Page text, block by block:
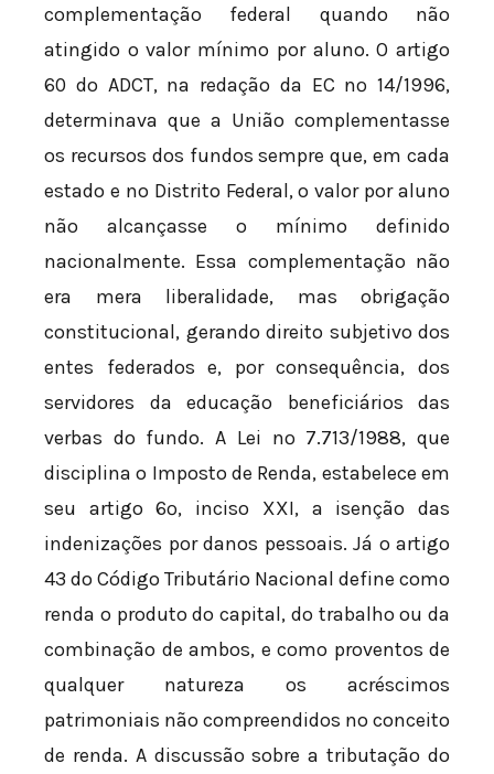
complementação federal quando não
atingido o valor mínimo por aluno. O artigo
60 do ADCT, na redação da EC nº 14/1996,
determinava que a União complementasse
os recursos dos fundos sempre que, em cada
estado e no Distrito Federal, o valor por aluno
não alcançasse o mínimo definido
nacionalmente. Essa complementação não
era mera liberalidade, mas obrigação
constitucional, gerando direito subjetivo dos
entes federados e, por consequência, dos
servidores da educação beneficiários das
verbas do fundo. A Lei nº 7.713/1988, que
disciplina o Imposto de Renda, estabelece em
seu artigo 6º, inciso XXI, a isenção das
indenizações por danos pessoais. Já o artigo
43 do Código Tributário Nacional define como
renda o produto do capital, do trabalho ou da
combinação de ambos, e como proventos de
qualquer natureza os acréscimos
patrimoniais não compreendidos no conceito
de renda. A discussão sobre a tributação do